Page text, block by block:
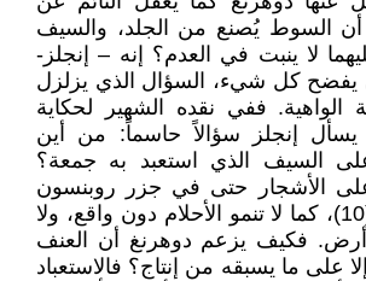
أن السوط يُصنع من الجلد، والسيف
لا ينبت في العدم؟ إنه – إنجلز-
يفضح كل شيء، السؤال الذي يزلزل
الواهية. ففي نقده الشهير لحكاية
إنجلز سؤالاً حاسماً: من أين
السيف الذي استعبد به جمعة؟
الأشجار حتى في جزر روبنسون
كروزي الخرافية" (10)، كما لا تنمو الأحلام دون واقع، ولا
أرض. فكيف يزعم دوهرنغ أن العنف
على ما يسبقه من إنتاج؟ فالاستعباد